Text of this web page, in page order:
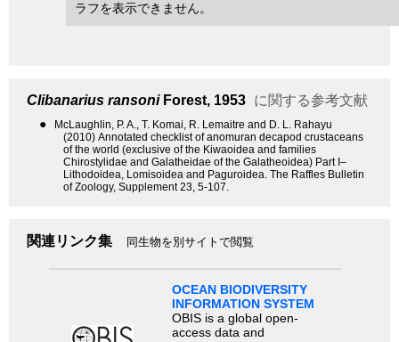
ラフを表示できません。
Clibanarius ransoniForest, 1953 に関する参考文献
●
McLaughlin, P. A., T. Komai, R. Lemaitre and D. L. Rahayu
(2010) Annotated checklist of anomuran decapod crustaceans
of the world (exclusive of the Kiwaoidea and families
Chirostylidae and Galatheidae of the Galatheoidea) Part I–
Lithodoidea, Lomisoidea and Paguroidea. The Raffles Bulletin
of Zoology, Supplement 23, 5-107.
関連リンク集 同生物を別サイトで閲覧
OCEAN BIODIVERSITY
INFORMATION SYSTEM
OBIS is a global open-
access data and